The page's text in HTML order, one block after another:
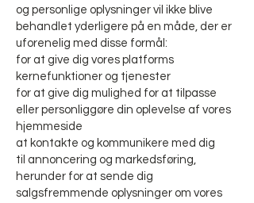
og personlige oplysninger vil ikke blive
behandlet yderligere på en måde, der er
uforenelig med disse formål:
for at give dig vores platforms
kernefunktioner og tjenester
for at give dig mulighed for at tilpasse
eller personliggøre din oplevelse af vores
hjemmeside
at kontakte og kommunikere med dig
til annoncering og markedsføring,
herunder for at sende dig
salgsfremmende oplysninger om vores